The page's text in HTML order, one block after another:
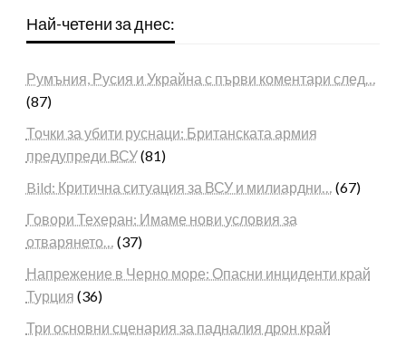
Най-четени за днес:
Румъния, Русия и Украйна с първи коментари след…
(87)
Точки за убити руснаци: Британската армия
предупреди ВСУ(81)
Bild: Критична ситуация за ВСУ и милиардни… (67)
Говори Техеран: Имаме нови условия за
отварянето… (37)
Напрежение в Черно море: Опасни инциденти край
Турция (36)
Три основни сценария за падналия дрон край